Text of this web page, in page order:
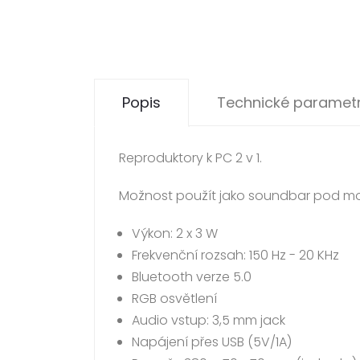
Popis Technické
Reproduktory k PC 2 v 1.
Možnost použít jako soundbar pod
Výkon: 2 x 3 W
Frekvenční rozsah: 150 Hz - 20 KHz
Bluetooth verze 5.0
RGB osvětlení
Audio vstup: 3,5 mm jack
Napájení přes USB (5V/1A)